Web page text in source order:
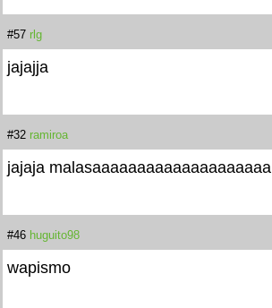
#57 rlg
jajajja
#32 ramiroa
jajaja malasaaaaaaaaaaaaaaaaaaaa
#46 huguito98
wapismo